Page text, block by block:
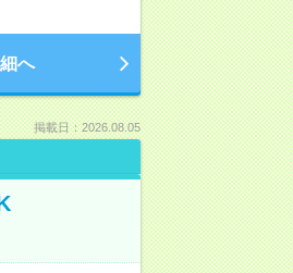
へ
掲載日：2026.08.05